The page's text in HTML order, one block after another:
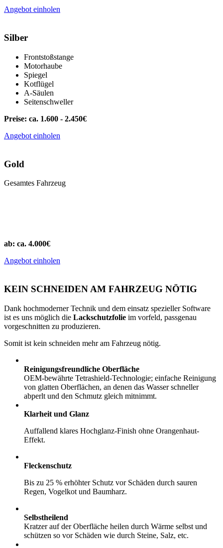
Angebot einholen
Silber
Frontstoßstange
Motorhaube
Spiegel
Kotflügel
A-Säulen
Seitenschweller
Preise: ca. 1.600 - 2.450€
Angebot einholen
Gold
Gesamtes Fahrzeug
ab: ca. 4.000€
Angebot einholen
KEIN SCHNEIDEN AM FAHRZEUG NÖTIG
Dank hochmoderner Technik und dem einsatz spezieller Software
ist es uns möglich die Lackschutzfolie im vorfeld, passgenau
vorgeschnitten zu produzieren.
Somit ist kein schneiden mehr am Fahrzeug nötig.
Reinigungsfreundliche Oberfläche
OEM-bewährte Tetrashield-Technologie; einfache Reinigung
von glatten Oberflächen, an denen das Wasser schneller
abperlt und den Schmutz gleich mitnimmt.
Klarheit und Glanz
Auffallend klares Hochglanz-Finish ohne Orangenhaut-
Effekt.
Fleckenschutz
Bis zu 25 % erhöhter Schutz vor Schäden durch sauren
Regen, Vogelkot und Baumharz.
Selbstheilend
Kratzer auf der Oberfläche heilen durch Wärme selbst und
schützen so vor Schäden wie durch Steine, Salz, etc.